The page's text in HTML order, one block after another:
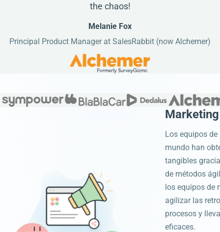
the chaos!
Melanie Fox
Principal Product Manager at SalesRabbit (now Alchemer)
Los equipos
mundo han
tangibles
de métodos
los equipos de
agilizar las
procesos y
eficaces.